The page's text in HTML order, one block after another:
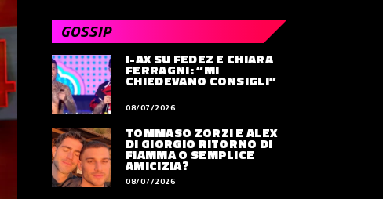
GOSSIP
J-AX SU FEDEZ E CHIARA
FERRAGNI: “MI
CHIEDEVANO CONSIGLI”
08/07/2026
TOMMASO ZORZI E ALEX
DI GIORGIO RITORNO DI
FIAMMA O SEMPLICE
AMICIZIA?
08/07/2026